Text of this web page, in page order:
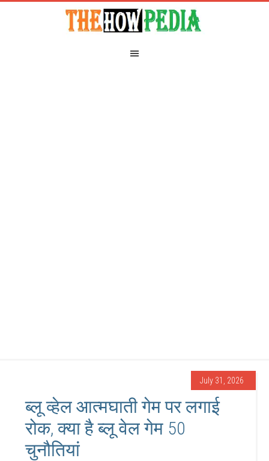
July 31, 2026
ब्लू व्हेल आत्मघाती गेम पर लगाई
रोक, क्या है ब्लू वेल गेम 50
चुनौतियां